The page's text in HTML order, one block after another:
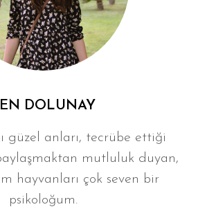
DOLUNAY
güzel anları, tecrübe ettiği
mutluluk duyan,
hayvanları çok seven bir
psikoloğum.